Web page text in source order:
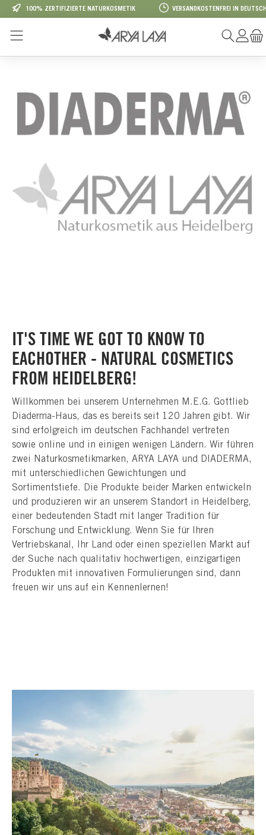
Zum Hauptinhalt springen
100% ZERTIFIZIERTE NATURKOSMETIK VERSANDKOSTENFREI IN
IT'S TIME WE GOT TO KNOW TO
EACHOTHER - NATURAL COSMETICS
FROM HEIDELBERG!
Willkommen bei unserem Unternehmen M.E.G. Gottlieb
Diaderma-Haus, das es bereits seit 120 Jahren gibt. Wir
sind erfolgreich im deutschen Fachhandel vertreten
sowie online und in einigen wenigen Ländern. Wir führen
zwei Naturkosmetikmarken, ARYA LAYA und DIADERMA,
mit unterschiedlichen Gewichtungen und
Sortimentstiefe. Die Produkte beider Marken entwickeln
und produzieren wir an unserem Standort in Heidelberg,
einer bedeutenden Stadt mit langer Tradition für
Forschung und Entwicklung. Wenn Sie für Ihren
Vertriebskanal, Ihr Land oder einen speziellen Markt auf
der Suche nach qualitativ hochwertigen, einzigartigen
Produkten mit innovativen Formulierungen sind, dann
freuen wir uns auf ein Kennenlernen!